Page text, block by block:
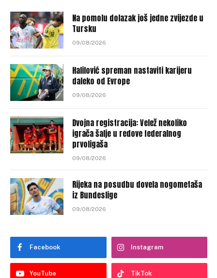
Na pomolu dolazak još jedne zvijezde u
Tursku
09/08/2026
Halilović spreman nastaviti karijeru
daleko od Evrope
09/08/2026
Dvojna registracija: Velež nekoliko
igrača šalje u redove federalnog
prvoligaša
09/08/2026
Rijeka na posudbu dovela nogometaša
iz Bundeslige
09/08/2026
Facebook Instagram
YouTube TikTok